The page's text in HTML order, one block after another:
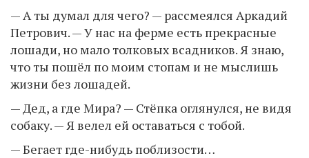
— А ты думал для чего? — рассмеялся Аркадий
Петрович. — У нас на ферме есть прекрасные
лошади, но мало толковых всадников. Я знаю,
что ты пошёл по моим стопам и не мыслишь
жизни без лошадей.
— Дед, а где Мира? — Стёпка оглянулся, не видя
собаку. — Я велел ей оставаться с тобой.
— Бегает где-нибудь поблизости…